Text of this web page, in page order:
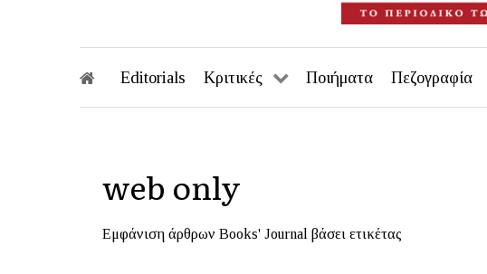
Editorials Κριτικές Ποιήματα Πεζογραφία
web only
Εμφάνιση άρθρων Books' Journal βάσει ετικέτας